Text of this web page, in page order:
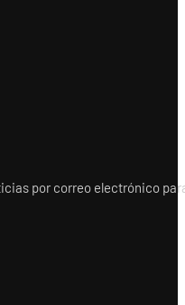
por correo electrónico